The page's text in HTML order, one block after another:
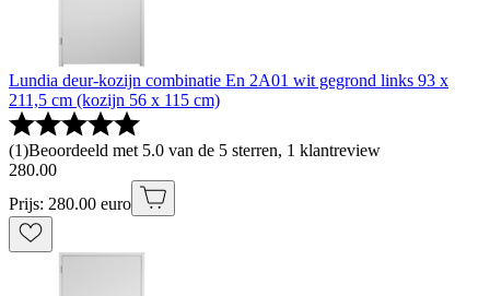
Lundia deur-kozijn combinatie En 2A01 wit gegrond links 93 x
211,5 cm (kozijn 56 x 115 cm)
(1)Beoordeeld met 5.0 van de 5 sterren, 1 klantreview
280.00
Prijs: 280.00 euro